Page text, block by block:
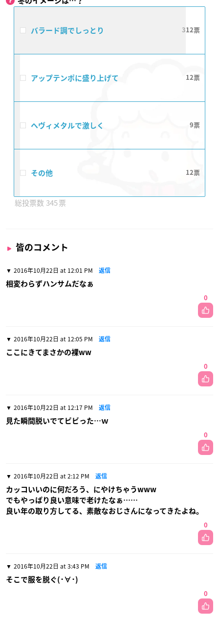
バラード調でしっとり 312
アップテンポに盛り上げて 12
ヘヴィメタルで激しく 9
その他 12
345
皆のコメント
2016年10月22日 at 12:01 PM 返信
相変わらずハンサムだなぁ
0
2016年10月22日 at 12:05 PM 返信
ここにきてまさかの裸ww
0
2016年10月22日 at 12:17 PM 返信
見た瞬間脱いでてビビった…ｗ
0
2016年10月22日 at 2:12 PM 返信
カッコいいのに何だろう、にやけちゃうwww
でもやっぱり良い意味で老けたなぁ……
良い年の取り方してる、素敵なおじさんになってきたよね。
0
2016年10月22日 at 3:43 PM 返信
そこで服を脱ぐ(･∀･)
0